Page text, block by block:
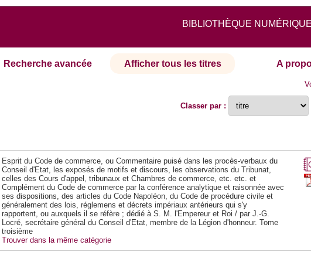
BIBLIOTHÈQUE
Recherche avancée Afficher tous les titres A
Classer par :
Esprit du Code de commerce, ou Commentaire puisé dans les procès-verbaux du
Conseil d'Etat, les exposés de motifs et discours, les observations du Tribunat,
celles des Cours d'appel, tribunaux et Chambres de commerce, etc. etc. et
Complément du Code de commerce par la conférence analytique et raisonnée avec
ses dispositions, des articles du Code Napoléon, du Code de procédure civile et
généralement des lois, réglemens et décrets impériaux antérieurs qui s'y
rapportent, ou auxquels il se réfère ; dédié à S. M. l'Empereur et Roi / par J.-G.
Locré, secrétaire général du Conseil d'Etat, membre de la Légion d'honneur. Tome
troisième
Trouver dans la même catégorie